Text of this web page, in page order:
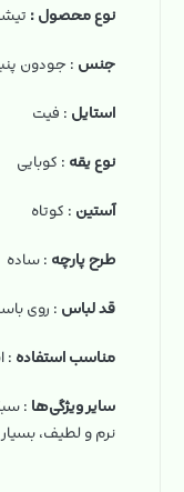
نوع محصول :
جنس : جودون
استایل : فیت
نوع یقه : کوبایی
آستین : کوتاه
طرح پارچه : ساده
قد لباس : روی
مناسب استفاده :
سایر ویژگی‌ها :
نرم و لطیف،